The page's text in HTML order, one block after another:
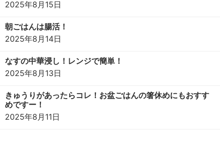
2025年8月15日
朝ごはんは腸活！
2025年8月14日
なすの中華浸し！レンジで簡単！
2025年8月13日
きゅうりがあったらコレ！お盆ごはんの箸休めにもおすす
めですー！
2025年8月11日